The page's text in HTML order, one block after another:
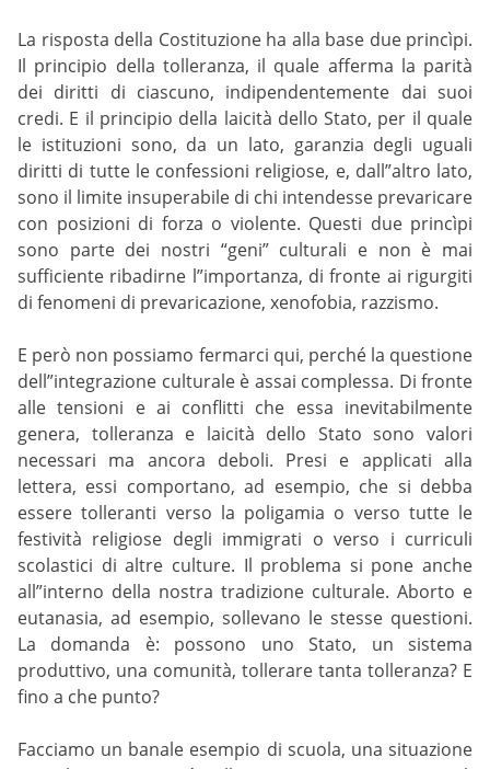
La risposta della Costituzione ha alla base due princìpi.
Il principio della tolleranza, il quale afferma la parità
dei diritti di ciascuno, indipendentemente dai suoi
credi. E il principio della laicità dello Stato, per il quale
le istituzioni sono, da un lato, garanzia degli uguali
diritti di tutte le confessioni religiose, e, dall”altro lato,
sono il limite insuperabile di chi intendesse prevaricare
con posizioni di forza o violente. Questi due princìpi
sono parte dei nostri “geni” culturali e non è mai
sufficiente ribadirne l”importanza, di fronte ai rigurgiti
di fenomeni di prevaricazione, xenofobia, razzismo.
E però non possiamo fermarci qui, perché la questione
dell”integrazione culturale è assai complessa. Di fronte
alle tensioni e ai conflitti che essa inevitabilmente
genera, tolleranza e laicità dello Stato sono valori
necessari ma ancora deboli. Presi e applicati alla
lettera, essi comportano, ad esempio, che si debba
essere tolleranti verso la poligamia o verso tutte le
festività religiose degli immigrati o verso i curriculi
scolastici di altre culture. Il problema si pone anche
all”interno della nostra tradizione culturale. Aborto e
eutanasia, ad esempio, sollevano le stesse questioni.
La domanda è: possono uno Stato, un sistema
produttivo, una comunità, tollerare tanta tolleranza? E
fino a che punto?
Facciamo un banale esempio di scuola, una situazione